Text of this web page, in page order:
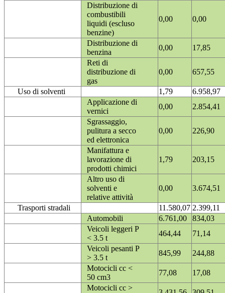
Distribuzione di
combustibili
liquidi (escluso
benzine)
0,00 0,00
Distribuzione di
benzina
0,00
17,85
Reti di
distribuzione di
gas
0,00 657,55
Uso di solventi 1,79
6.958,97
Applicazione di
vernici
0,00
2.854,41
Sgrassaggio,
pulitura a secco
ed elettronica
0,00 226,90
Manifattura e
lavorazione di
prodotti chimici
1,79 203,15
Altro uso di
solventi e
relative attività
0,00 3.674,51
Trasporti stradali 11.580,07 2.399,11
Automobili
6.761,00
834,03
Veicoli leggeri P
< 3.5 t
464,44
71,14
Veicoli pesanti P
> 3.5 t
845,99
244,88
Motocicli cc <
50 cm3
77,08
17,08
Motocicli cc >